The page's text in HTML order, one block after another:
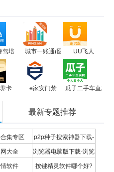
驾培 城市一账通(医生版)UU飞人
卡 e家安门禁 瓜子二手车直卖网
最新专题推荐
集专区
p2p种子搜索神器下载-
P2P种子搜索神器专题
大全
浏览器电脑版下载-浏览
器下载合集
软件 按键精灵软件哪个好?